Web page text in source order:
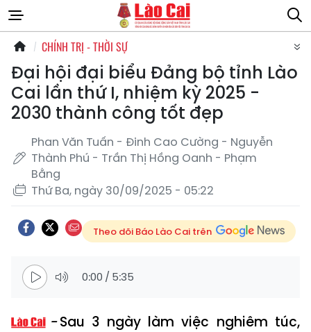
CHÍNH TRỊ - THỜI SỰ
Đại hội đại biểu Đảng bộ tỉnh Lào
Cai lần thứ I, nhiệm kỳ 2025 -
2030 thành công tốt đẹp
Phan Văn Tuấn - Đinh Cao Cường - Nguyễn
Thành Phú - Trần Thị Hồng Oanh - Phạm
Bằng
Thứ Ba, ngày 30/09/2025 - 05:22
Theo dõi Báo Lào Cai trên
0:00 / 5:35
Sau 3 ngày làm việc nghiêm túc,